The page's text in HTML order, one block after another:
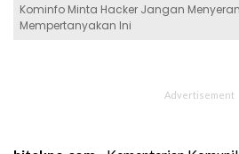
Kominfo Minta Hacker Jangan
Mempertanyakan Ini